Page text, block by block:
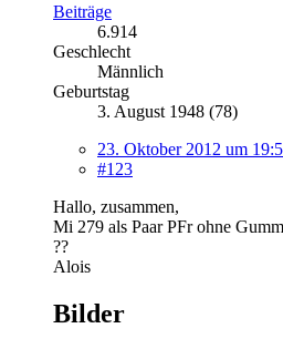
Beiträge
6.914
Geschlecht
Männlich
Geburtstag
3. August 1948 (78)
23. Oktober 2012 um
#123
Hallo, zusammen,
Mi 279 als Paar PFr ohne
??
Alois
Bilder